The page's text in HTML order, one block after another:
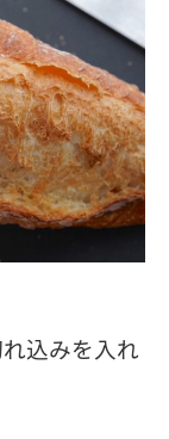
込みを入れ